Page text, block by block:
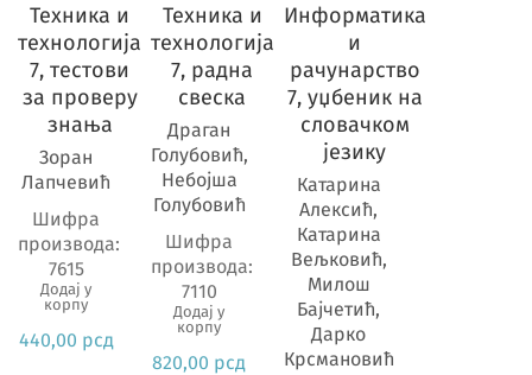
Техника и
технологија
7, тестови
за проверу
знања
Зоран
Лапчевић
Шифра
производа:
7615
Додај у
корпу
440,00 рсд
Техника и
технологија
7, радна
свеска
Драган
Голубовић,
Небојша
Голубовић
Шифра
производа:
7110
Додај у
корпу
820,00 рсд
Информатика
и
рачунарство
7, уџбеник на
словачком
језику
Катарина
Алексић,
Катарина
Вељковић,
Милош
Бајчетић,
Дарко
Крсмановић